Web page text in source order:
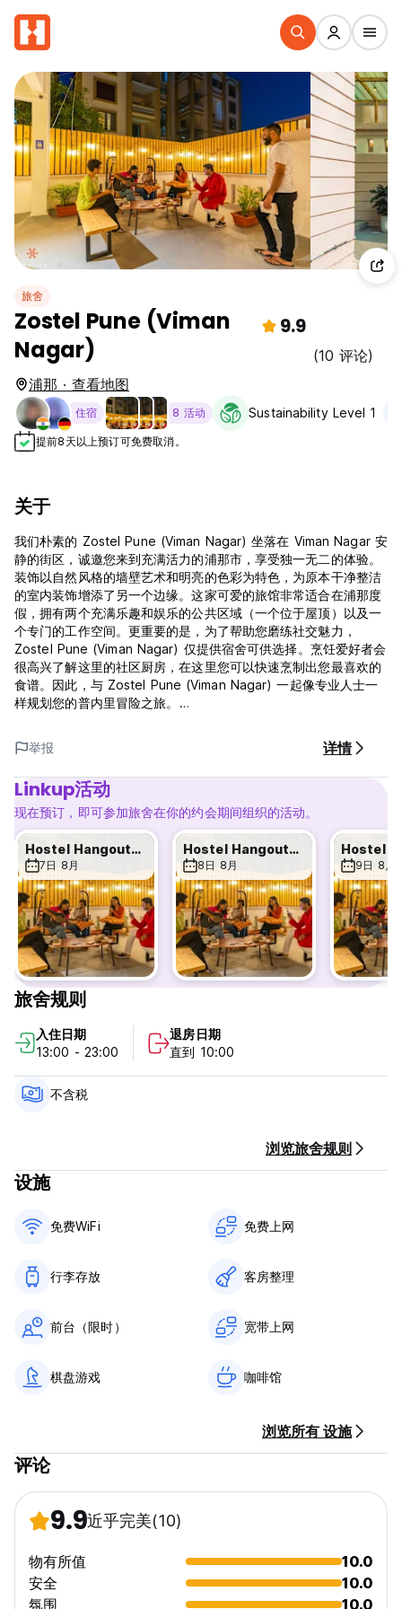
旅舍
Zostel Pune (Viman
Nagar)
9.9
(10 评论)
浦那 · 查看地图
住宿 8 活动 Sustainability Level 1
提前8天以上预订可免费取消。
关于
我们朴素的 Zostel Pune (Viman Nagar) 坐落在 Viman Nagar 安
静的街区，诚邀您来到充满活力的浦那市，享受独一无二的体验。
装饰以自然风格的墙壁艺术和明亮的色彩为特色，为原本干净整洁
的室内装饰增添了另一个边缘。这家可爱的旅馆非常适合在浦那度
假，拥有两个充满乐趣和娱乐的公共区域（一个位于屋顶）以及一
个专门的工作空间。更重要的是，为了帮助您磨练社交魅力，
Zostel Pune (Viman Nagar) 仅提供宿舍可供选择。烹饪爱好者会
很高兴了解这里的社区厨房，在这里您可以快速烹制出您最喜欢的
食谱。因此，与 Zostel Pune (Viman Nagar) 一起像专业人士一
样规划您的普内里冒险之旅。
- 我们的标准入住时间为中午 12 点，标准退房时间为上午 10 点。
提早入住和延迟退房的要求需视供应情况而定，并且酒店也可能酌
情收取额外费用。
- 我们严格禁止超过 8 人的团体入住。如果是 4 人或以上的团
体，您可能会被故意分配到不同的宿舍房间。此外，如果集体行为
被认为不适合酒店，Zostel 物业经理在主观评估后保留采取必要行
动的全部权利，这也可能导致当场取消且不予退款。
- 18 岁以下的儿童无论是否有监护人均不得进入/入住我们的任何
旅舍。我们不推荐家庭。
- 我们只接受政府颁发的身份证件作为有效的身份证明。办理入住
时不接受当地身份证件。
- 客人不得携带外人进入旅舍校园。
- 我们崇尚自助，不提供行李协助或客房服务。
- 酒店内和周围严禁吸毒和滥用任何药物。
- 酒店内及其周围严禁饮酒。
- 此处接受所有支付方式，包括 UPI、银行卡支付和支付链接。
- 保留入场权。
注意：禁止在酒店指定吸烟区以外的地方吸烟。
请注意，这家酒店有一位毛茸茸的朋友接待您。
不含税 - 12.00%
不含早餐。
房间内禁止吸烟。 (Auto-translated from original language)
举报 详情
Linkup活动
现在预订，即可参加旅舍在你的约会期间组织的活动。
Hostel Hangouts: Board Games & Beyond
7日 8月
Hostel Hangouts: Board Games & Beyond
8日 8月 9日 8月
旅舍规则
入住日期
13:00 - 23:00
退房日期
直到 10:00
不含税
浏览旅舍规则
设施
免费WiFi 免费上网
行李存放 客房整理
前台（限时） 宽带上网
棋盘游戏 咖啡馆
浏览所有 设施
评论
9.9近乎完美(10)
物有所值
10.0
安全
10.0
氛围
10.0